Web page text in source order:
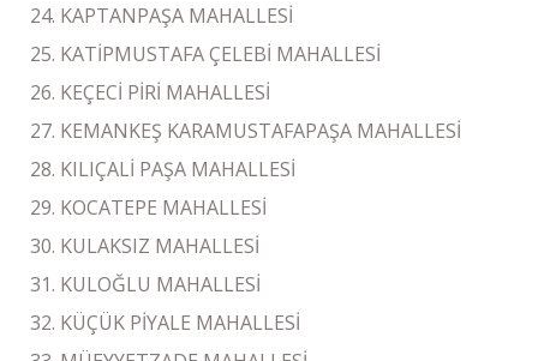
KAPTANPAŞA MAHALLESİ
KATİPMUSTAFA ÇELEBİ MAHALLESİ
KEÇECİ PİRİ MAHALLESİ
KEMANKEŞ KARAMUSTAFAPAŞA MAHALLESİ
KILIÇALİ PAŞA MAHALLESİ
KOCATEPE MAHALLESİ
KULAKSIZ MAHALLESİ
KULOĞLU MAHALLESİ
KÜÇÜK PİYALE MAHALLESİ